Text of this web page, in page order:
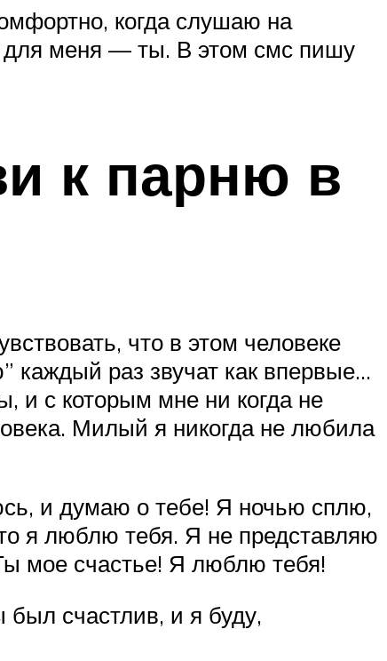
когда слушаю на
для меня — ты. В этом смс пишу
к парню в
что в этом человеке
каждый раз звучат как впервые…
и с которым мне ни когда не
Милый я никогда не любила
и думаю о тебе! Я ночью сплю,
я люблю тебя. Я не представляю
мое счастье! Я люблю тебя!
счастлив, и я буду,